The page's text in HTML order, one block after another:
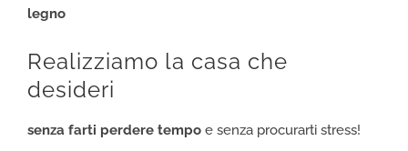
legno
Realizziamo la casa che
desideri
senza farti perdere tempo e senza procurarti stress!